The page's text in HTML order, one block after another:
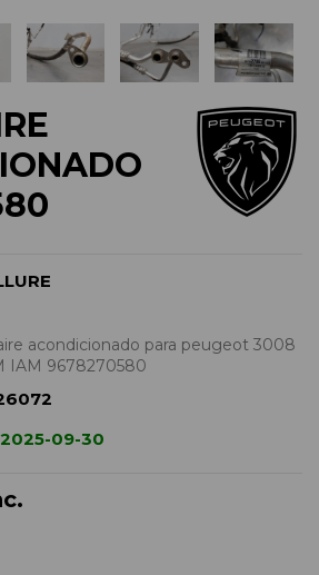
acondicionado para peugeot 3008
IAM 9678270580
2025-09-30